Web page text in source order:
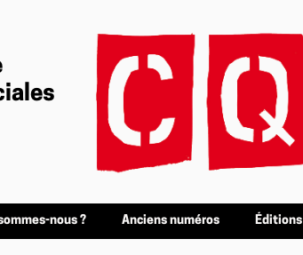
nous ? Anciens numéros Éditions